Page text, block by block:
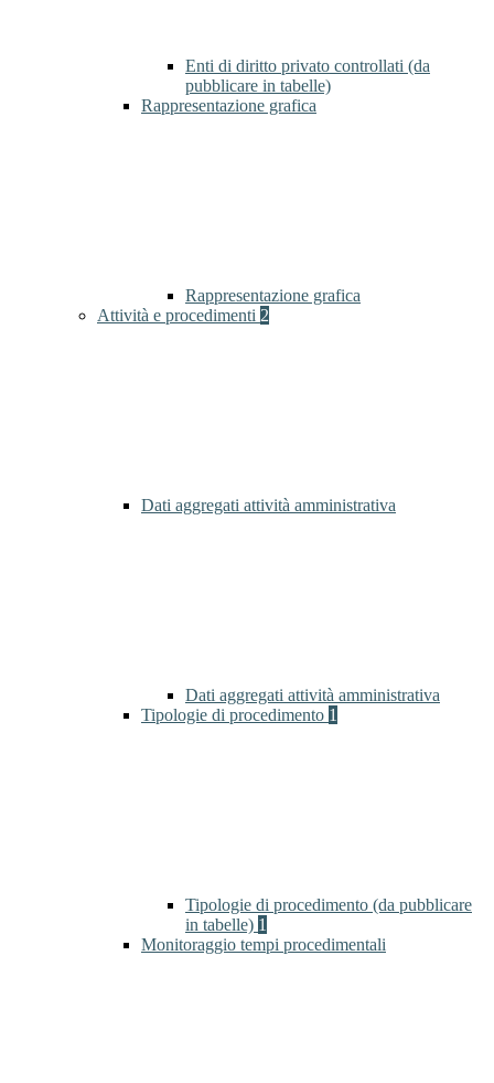
Enti di diritto privato controllati (da
pubblicare in tabelle)
Rappresentazione grafica
Rappresentazione grafica
Attività e procedimenti 2
Dati aggregati attività amministrativa
Dati aggregati attività amministrativa
Tipologie di procedimento 1
Tipologie di procedimento (da pubblicare
in tabelle) 1
Monitoraggio tempi procedimentali